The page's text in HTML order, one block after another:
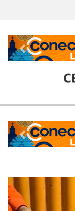
Previous
Previous